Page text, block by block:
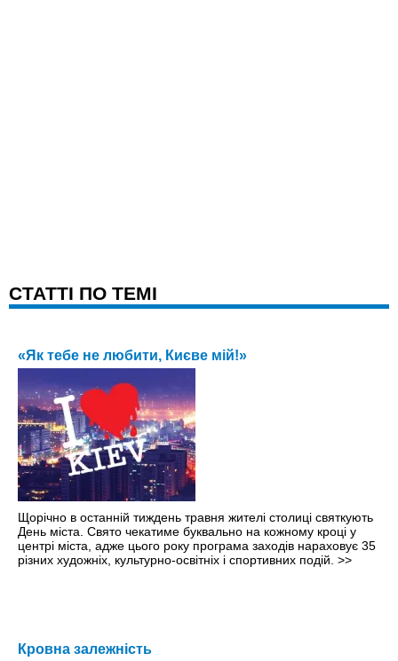
CТАТТІ ПО ТЕМІ
«Як тебе не любити, Києве мій!»
Щорічно в останній тиждень травня жителі столиці святкують
День міста. Свято чекатиме буквально на кожному кроці y
центрі міста, адже цього року програма заходів нараховує 35
різних художніх, культурно-освітніх і спортивних подій. >>
Кровна залежність